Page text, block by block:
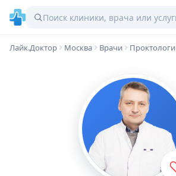
Лайк.Доктор Москва Врачи Проктологи